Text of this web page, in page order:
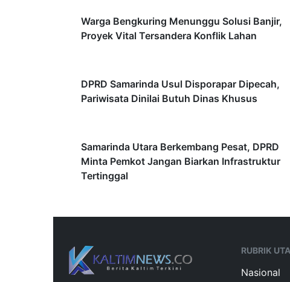
Warga Bengkuring Menunggu Solusi Banjir,
Proyek Vital Tersandera Konflik Lahan
DPRD Samarinda Usul Disporapar Dipecah,
Pariwisata Dinilai Butuh Dinas Khusus
Samarinda Utara Berkembang Pesat, DPRD
Minta Pemkot Jangan Biarkan Infrastruktur
Tertinggal
RUBRIK
Nasional